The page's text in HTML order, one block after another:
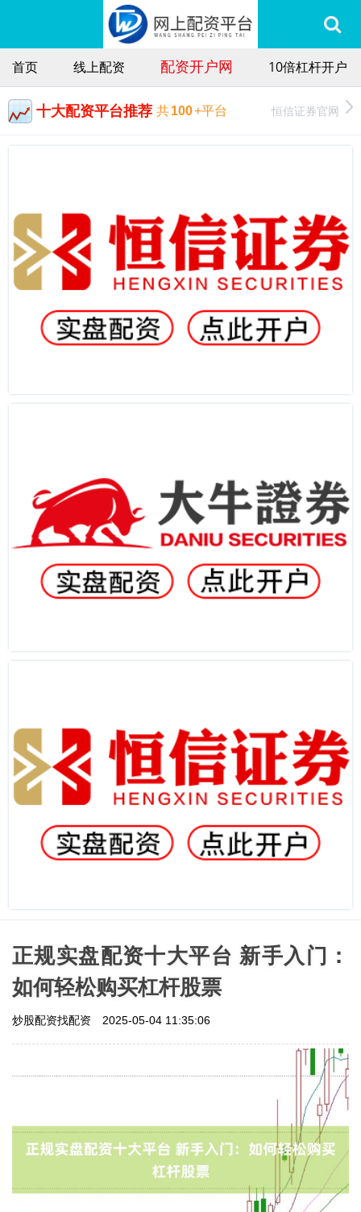
首页 线上配资 配资开户网 10倍杠杆开户
十大配资平台推荐 共100+平台 恒信证券官网
正规实盘配资十大平台 新手入门：
如何轻松购买杠杆股票
炒股配资找配资 2025-05-04 11:35:06